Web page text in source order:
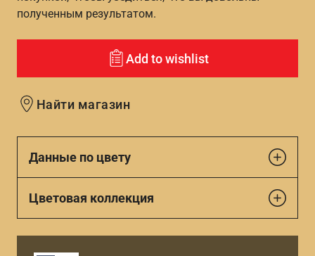
полученным результатом.
Add to wishlist
Найти магазин
Данные по цвету
Цветовая коллекция